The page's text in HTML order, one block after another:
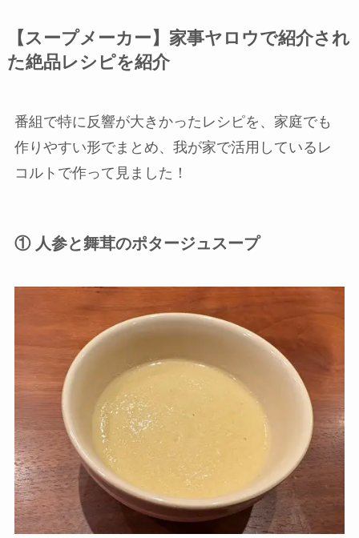
【スープメーカー】家事ヤロウで紹介され
た絶品レシピを紹介
番組で特に反響が大きかったレシピを、家庭でも
作りやすい形でまとめ、我が家で活用しているレ
コルトで作って見ました！
① 人参と舞茸のポタージュスープ